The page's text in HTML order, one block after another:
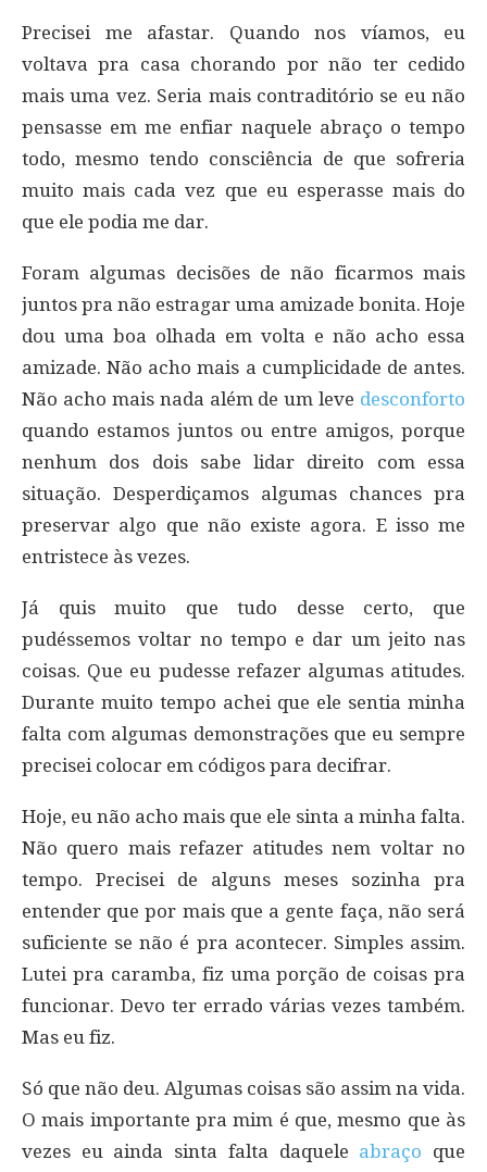
Precisei me afastar. Quando nos víamos, eu
voltava pra casa chorando por não ter cedido
mais uma vez. Seria mais contraditório se eu não
pensasse em me enfiar naquele abraço o tempo
todo, mesmo tendo consciência de que sofreria
muito mais cada vez que eu esperasse mais do
que ele podia me dar.
Foram algumas decisões de não ficarmos mais
juntos pra não estragar uma amizade bonita. Hoje
dou uma boa olhada em volta e não acho essa
amizade. Não acho mais a cumplicidade de antes.
Não acho mais nada além de um leve desconforto
quando estamos juntos ou entre amigos, porque
nenhum dos dois sabe lidar direito com essa
situação. Desperdiçamos algumas chances pra
preservar algo que não existe agora. E isso me
entristece às vezes.
Já quis muito que tudo desse certo, que
pudéssemos voltar no tempo e dar um jeito nas
coisas. Que eu pudesse refazer algumas atitudes.
Durante muito tempo achei que ele sentia minha
falta com algumas demonstrações que eu sempre
precisei colocar em códigos para decifrar.
Hoje, eu não acho mais que ele sinta a minha falta.
Não quero mais refazer atitudes nem voltar no
tempo. Precisei de alguns meses sozinha pra
entender que por mais que a gente faça, não será
suficiente se não é pra acontecer. Simples assim.
Lutei pra caramba, fiz uma porção de coisas pra
funcionar. Devo ter errado várias vezes também.
Mas eu fiz.
Só que não deu. Algumas coisas são assim na vida.
O mais importante pra mim é que, mesmo que às
vezes eu ainda sinta falta daquele abraço que